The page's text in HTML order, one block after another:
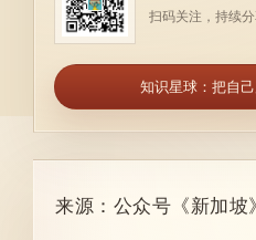
扫码关注，持续
知识星球：把自
来源：公众号《新加坡